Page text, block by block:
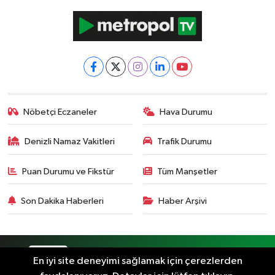
Nöbetçi Eczaneler Hava Durumu
Denizli Namaz Vakitleri Trafik Durumu
Puan Durumu ve Fikstür Tüm Manşetler
Son Dakika Haberleri Haber Arşivi
RSS Copyright © 2024. Her hakkı saklıdır.
En iyi site deneyimi sağlamak için çerezlerden